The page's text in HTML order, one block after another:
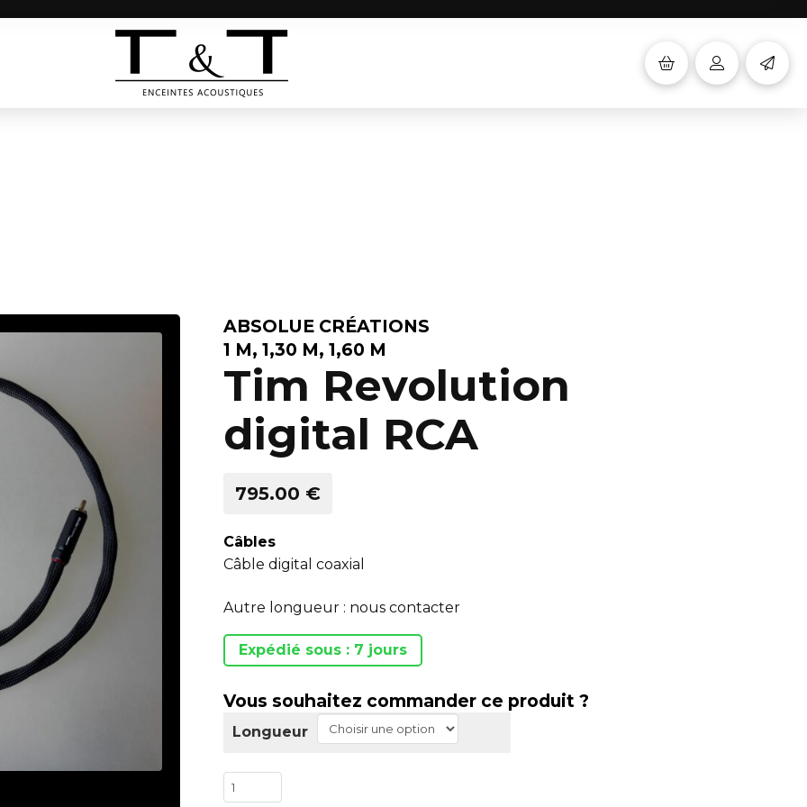
ABSOLUE CRÉATIONS
1 M, 1,30 M, 1,60 M
Tim Revolution
digital RCA
795.00 €
Câbles
Câble digital coaxial
Autre longueur : nous contacter
Expédié sous : 7 jours
Vous souhaitez commander ce produit ?
Longueur
quantité